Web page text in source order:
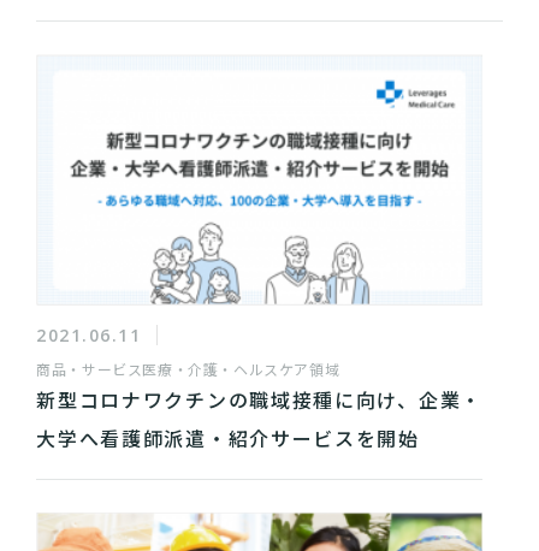
2021.06.11
商品・サービス医療・介護・ヘルスケア領域
新型コロナワクチンの職域接種に向け、企業・
大学へ看護師派遣・紹介サービスを開始